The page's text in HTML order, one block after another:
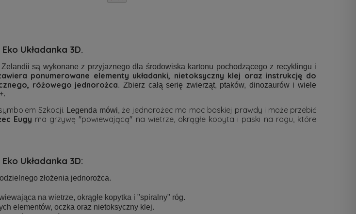
ko Układanka 3D.
są wykonane z przyjaznego dla środowiska kartonu pochodzącego z recyklingu i
ponumerowane elementy układanki, nietoksyczny klej oraz instrukcję do
różowego jednorożca. Zbierz całą serię zwierząt, ptaków, dinozaurów i wiele
Szkocji. Legenda mówi, że jednorożec ma moc boskiej prawdy i może przebić
Eugy ma grzywę "powiewającą" na wietrze, okrągłe kopyta i paski na rogu, które
ko Układanka 3D:
złożenia jednorożca.
na wietrze, okrągłe kopytka i "spiralny" róg.
elementów, oczka oraz nietoksyczny klej.